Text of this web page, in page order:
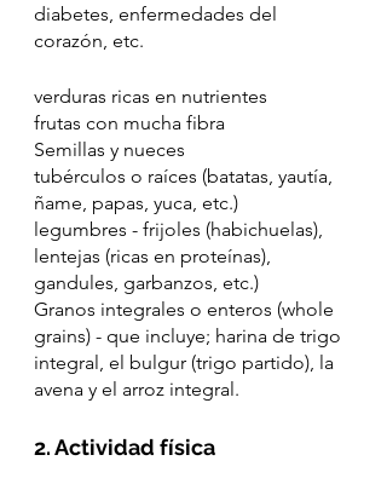
diabetes, enfermedades del
corazón, etc.
verduras ricas en nutrientes
frutas con mucha fibra
Semillas y nueces
tubérculos o raíces (batatas, yautía,
ñame, papas, yuca, etc.)
legumbres - frijoles (habichuelas),
lentejas (ricas en proteínas),
gandules, garbanzos, etc.)
Granos integrales o enteros (whole
grains) - que incluye; harina de trigo
integral, el bulgur (trigo partido), la
avena y el arroz integral.
2. Actividad física